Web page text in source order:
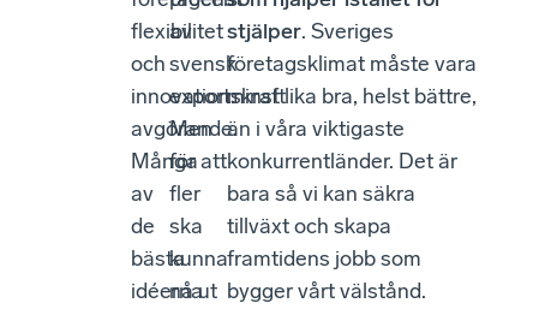
flexibilitet
och
innovationskraft
avgörande.
Många
av
de
bästa
idéerna
av
svensk
export.
Men
för att
fler
ska
kunna
nå ut
stjälper. Sveriges
företagsklimat måste vara
minst lika bra, helst bättre,
än i våra viktigaste
konkurrentländer. Det är
bara så vi kan säkra
tillväxt och skapa
framtidens jobb som
bygger vårt välstånd.